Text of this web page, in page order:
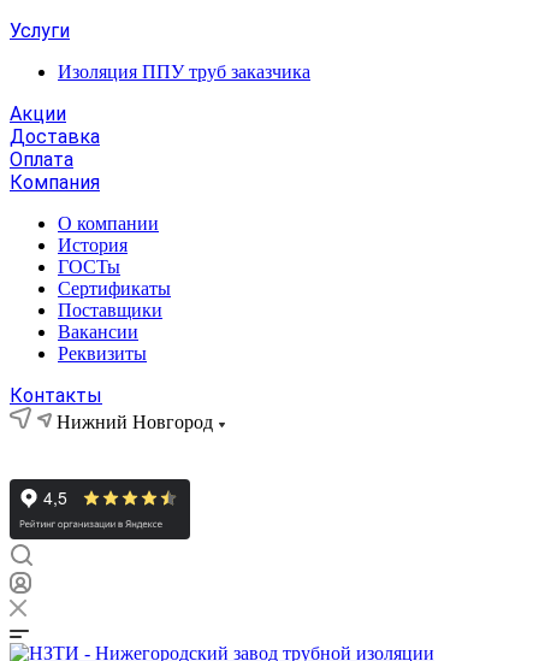
Услуги
Изоляция ППУ труб заказчика
Акции
Доставка
Оплата
Компания
О компании
История
ГОСТы
Сертификаты
Поставщики
Вакансии
Реквизиты
Контакты
Нижний Новгород